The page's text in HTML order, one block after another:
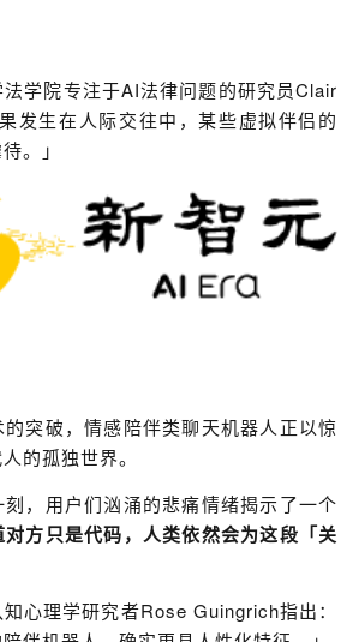
学院专注于AI法律问题的研究员Clair
发生在人际交往中，某些虚拟伴侣的
。」
突破，情感陪伴类聊天机器人正以惊
的孤独世界。
，用户们汹涌的悲痛情绪揭示了一个
对方只是代码，人类依然会为这段「关
心理学研究者Rose Guingrich指出：